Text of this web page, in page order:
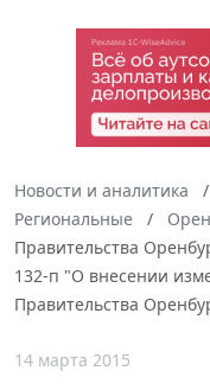
Новости и аналитика
Региональные
Правительства
132-п "О внесении
Правительства
14 марта 2015